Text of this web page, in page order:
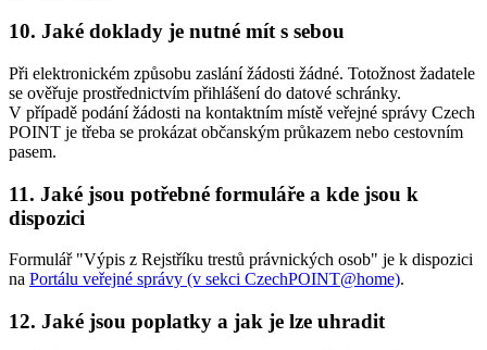
10. Jaké doklady je nutné mít s sebou
Při elektronickém způsobu zaslání žádosti žádné. Totožnost žadatele
se ověřuje prostřednictvím přihlášení do datové schránky.
V případě podání žádosti na kontaktním místě veřejné správy Czech
POINT je třeba se prokázat občanským průkazem nebo cestovním
pasem.
11. Jaké jsou potřebné formuláře a kde jsou k
dispozici
Formulář "Výpis z Rejstříku trestů právnických osob" je k dispozici
na Portálu veřejné správy (v sekci CzechPOINT@home).
12. Jaké jsou poplatky a jak je lze uhradit